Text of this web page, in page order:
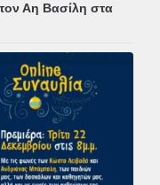
Αη Βασίλη στα